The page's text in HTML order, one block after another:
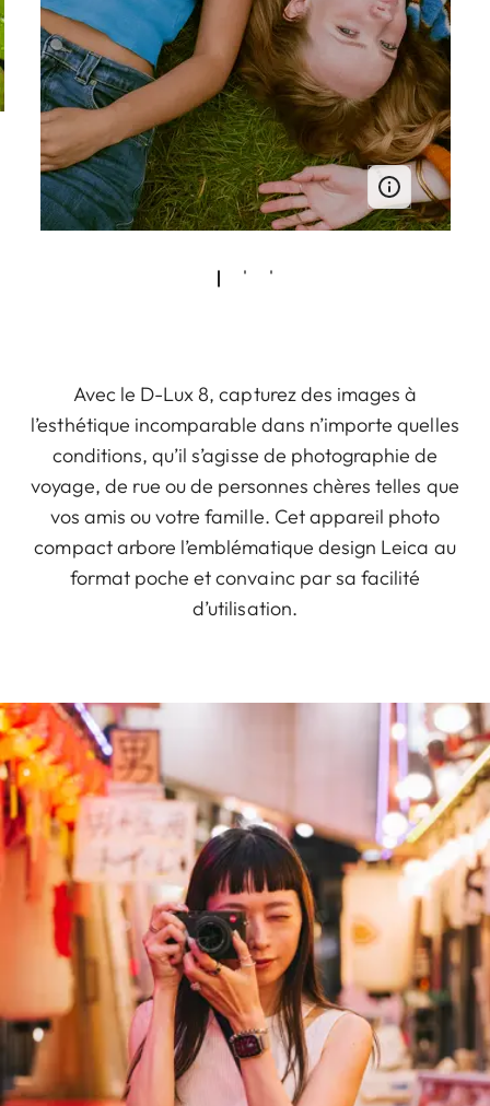
Avec le D-Lux 8, capturez des images à
l’esthétique incomparable dans n’importe quelles
conditions, qu’il s’agisse de photographie de
voyage, de rue ou de personnes chères telles que
vos amis ou votre famille. Cet appareil photo
compact arbore l’emblématique design Leica au
format poche et convainc par sa facilité
d’utilisation.